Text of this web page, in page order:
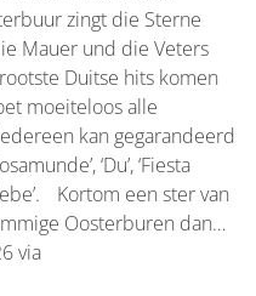
zingt die Sterne
Mauer und die Veters
Duitse hits komen
moeiteloos alle
kan gegarandeerd
‘Du’, ‘Fiesta
Kortom een ster van
Oosterburen dan…
via